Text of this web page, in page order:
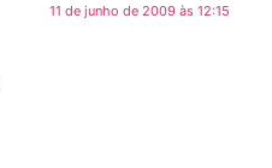
11 de junho de 2009 às 12:15